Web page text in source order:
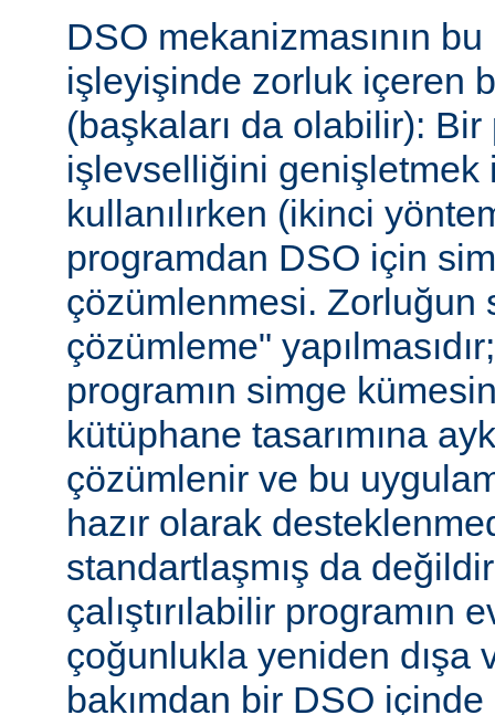
DSO mekanizmasının
işleyişinde zorluk içeren
(başkaları da olabilir): Bir
işlevselliğini genişletmek
kullanılırken (ikinci
programdan DSO için
çözümlenmesi. Zorluğun
çözümleme"
programın simge
kütüphane tasarımına
çözümlenir ve bu
hazır olarak
standartlaşmış da
çalıştırılabilir programın
çoğunlukla yeniden dışa
bakımdan bir DSO